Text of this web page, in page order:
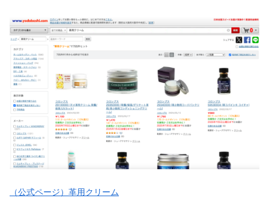
（公式ページ）革用クリーム